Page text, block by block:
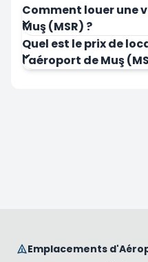
Comment louer une
Muş (MSR) ?
Quel est le prix de
l'aéroport de Muş
Emplacements